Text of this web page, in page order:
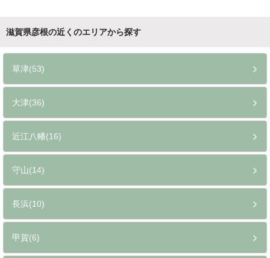
滋賀県彦根の近くのエリアから探す
草津(53)
大津(36)
近江八幡(16)
守山(14)
長浜(10)
甲賀(6)